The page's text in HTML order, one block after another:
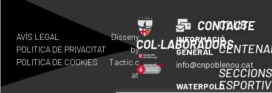
COL·LABORADORS
CONTACTE
INFORMACIÓ
GENERAL
info@cnpoblenou.cat
WATERPOLO
CLUB
SECCIONS
AVÍS LEGAL
POLITICA DE PRIVACITAT
POLITICA DE COOKIES
Disseny
by
Tactic.c
at